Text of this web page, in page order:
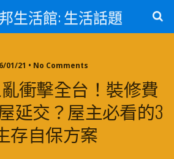
邦生活館: 生活話題
01/21 • No Comments
衝擊全台！裝修費
延交？屋主必看的3
存自保方案